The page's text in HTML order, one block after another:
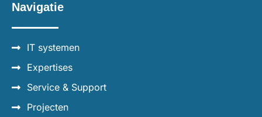
Navigatie
IT systemen
Expertises
Service & Support
Projecten